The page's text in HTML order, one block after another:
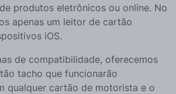
produtos eletrônicos ou online. No
apenas um leitor de cartão
iOS.
de compatibilidade, oferecemos
tacho que funcionarão
qualquer cartão de motorista e o